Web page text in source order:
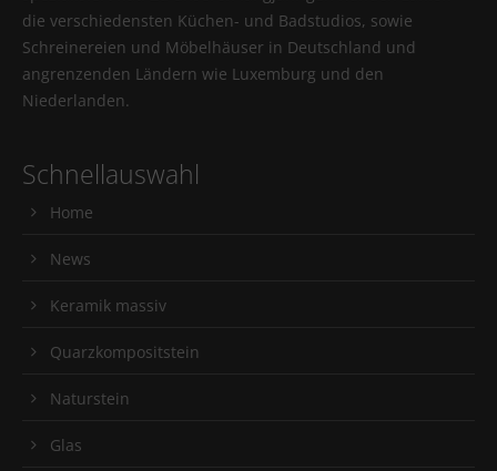
die verschiedensten Küchen- und Badstudios, sowie
Schreinereien und Möbelhäuser in Deutschland und
angrenzenden Ländern wie Luxemburg und den
Niederlanden.
Schnellauswahl
Home
News
Keramik massiv
Quarzkompositstein
Naturstein
Glas